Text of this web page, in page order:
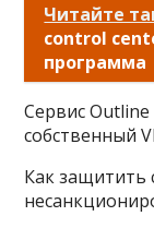
Читайте
control
программа
Сервис Outline
собственный
Как защитить